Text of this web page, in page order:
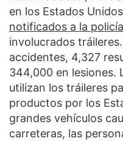
en los Estados Unidos
notificados a la policía
involucrados
accidentes, 4,327
344,000 en lesiones.
utilizan los tráileres
productos por los
grandes vehículos
carreteras, las